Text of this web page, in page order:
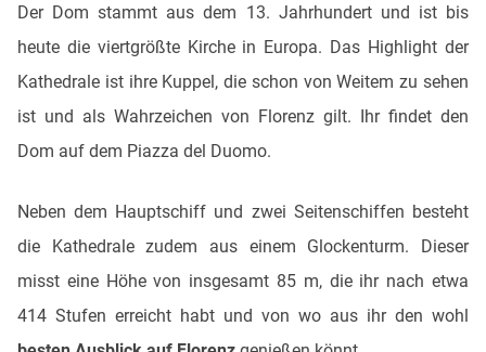
Der Dom stammt aus dem 13. Jahrhundert und ist bis
heute die viertgrößte Kirche in Europa. Das Highlight der
Kathedrale ist ihre Kuppel, die schon von Weitem zu sehen
ist und als Wahrzeichen von Florenz gilt. Ihr findet den
Dom auf dem Piazza del Duomo.
Neben dem Hauptschiff und zwei Seitenschiffen besteht
die Kathedrale zudem aus einem Glockenturm. Dieser
misst eine Höhe von insgesamt 85 m, die ihr nach etwa
414 Stufen erreicht habt und von wo aus ihr den wohl